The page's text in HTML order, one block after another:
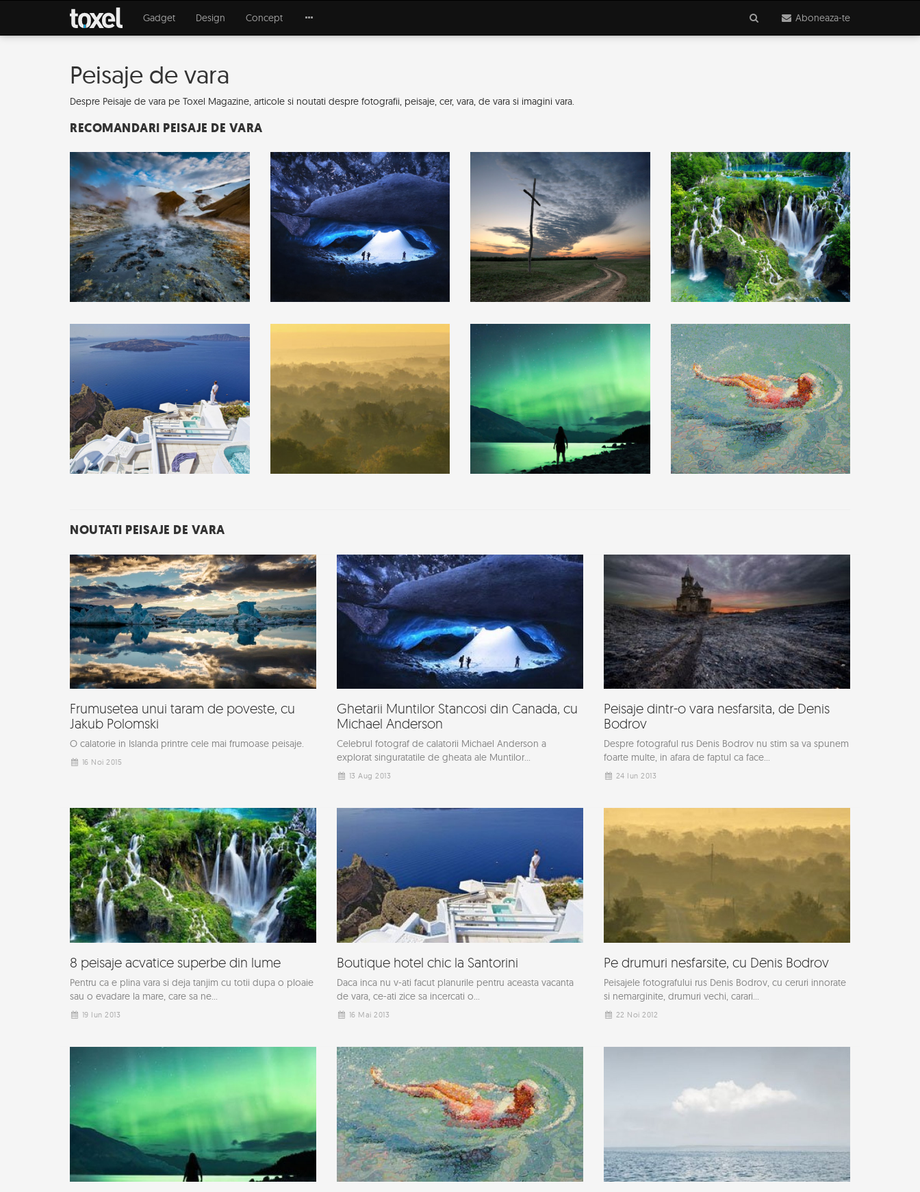
Aboneaza-te
Gadget Design Concept
Peisaje de vara
Despre Peisaje de vara pe Toxel Magazine, articole si noutati despre fotografii, peisaje, cer, vara, de vara si imagini vara.
RECOMANDARI PEISAJE DE VARA
NOUTATI PEISAJE DE VARA
Frumusetea unui taram de poveste, cu
Jakub Polomski
O calatorie in Islanda printre cele mai frumoase peisaje.
16 Noi 2015
Ghetarii Muntilor Stancosi din Canada, cu
Michael Anderson
Celebrul fotograf de calatorii Michael Anderson a
explorat singuratatile de gheata ale Muntilor...
13 Aug 2013
Peisaje dintr-o vara nesfarsita, de Denis
Bodrov
Despre fotograful rus Denis Bodrov nu stim sa va spunem
foarte multe, in afara de faptul ca face...
24 Iun 2013
8 peisaje acvatice superbe din lume
Pentru ca e plina vara si deja tanjim cu totii dupa o ploaie
sau o evadare la mare, care sa ne...
19 Iun 2013
Boutique hotel chic la Santorini
Daca inca nu v-ati facut planurile pentru aceasta vacanta
de vara, ce-ati zice sa incercati o...
16 Mai 2013
Pe drumuri nesfarsite, cu Denis Bodrov
Peisajele fotografului rus Denis Bodrov, cu ceruri innorate
si nemarginite, drumuri vechi, carari...
22 Noi 2012